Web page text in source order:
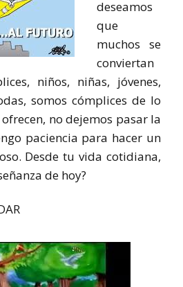
deseamos
que
muchos se
conviertan
niños, niñas, jóvenes,
somos cómplices de lo
no dejemos pasar la
paciencia para hacer un
Desde tu vida cotidiana,
de hoy?